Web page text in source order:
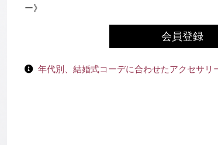
ー》
会員登録
年代別、結婚式コーデに合わせたアクセサリ